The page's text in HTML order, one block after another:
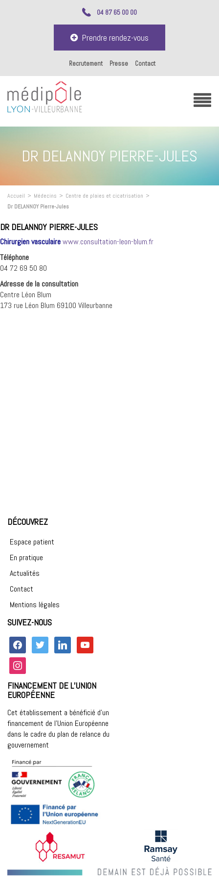
04 87 65 00 00
Prendre rendez-vous
Recrutement Presse Contact
DR DELANNOY PIERRE-JULES
Accueil > Médecins > Centre de plaies et cicatrisation >
Dr DELANNOY Pierre-Jules
DR DELANNOY PIERRE-JULES
Chirurgien vasculairewww.consultation-leon-blum.fr
Téléphone
04 72 69 50 80
Adresse de la consultation
Centre Léon Blum
173 rue Léon Blum 69100 Villeurbanne
DÉCOUVREZ
Espace patient
En pratique
Actualités
Contact
Mentions légales
SUIVEZ-NOUS
facebook twitter linkedin
youtube
instagram
FINANCEMENT DE L’UNION
EUROPÉENNE
Cet établissement a bénéficié d’un
financement de l’Union Européenne
dans le cadre du plan de relance du
gouvernement